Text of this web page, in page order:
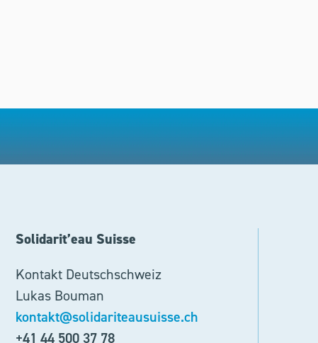
Solidarit’eau Suisse
Kontakt Deutschschweiz
Lukas Bouman
+41 44 500 37 78
kontakt@solidariteausuisse.ch